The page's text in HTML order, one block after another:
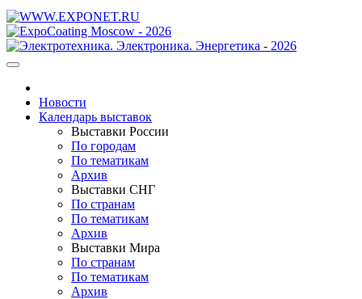
Новости
Календарь выставок
Выставки России
По городам
По тематикам
Архив
Выставки СНГ
По странам
По тематикам
Архив
Выставки Мира
По странам
По тематикам
Архив